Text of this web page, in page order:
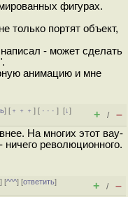
фигурах.
только портят объект,
написал - может сделать
анимацию и мне
] [ ﹢﹢﹢] [ · · ·][↓]
+ / –
На многих этот вау-
революционного.
] [^^^] [ответить]
+ / –